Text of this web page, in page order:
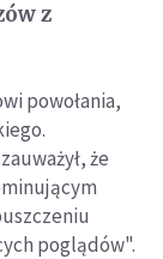
z
powołania,
że
poglądów".